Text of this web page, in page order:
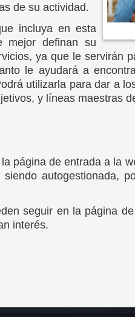
de su actividad.
incluya en esta
mejor definan su
ya que le servirán
le ayudará a
utilizarla para dar a
y líneas maestras
página de entrada a la
autogestionada,
seguir en la página
interés.